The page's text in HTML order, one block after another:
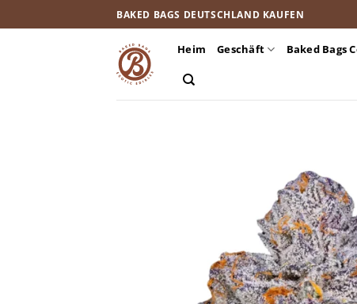
Inhalt
BAKED BAGS DEUTSCHLAND KAUFEN
Heim Geschäft Baked Bags